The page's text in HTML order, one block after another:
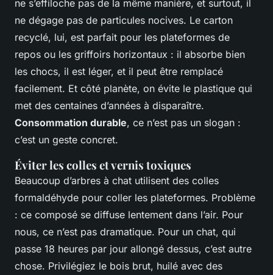
ne s’effiloche pas de la même manière, et surtout, il
ne dégage pas de particules nocives. Le carton
recyclé, lui, est parfait pour les plateformes de
repos ou les griffoirs horizontaux : il absorbe bien
les chocs, il est léger, et il peut être remplacé
facilement. Et côté planète, on évite le plastique qui
met des centaines d’années à disparaître.
Consommation durable, ce n’est pas un slogan :
c’est un geste concret.
Éviter les colles et vernis toxiques
Beaucoup d’arbres à chat utilisent des colles
formaldéhyde pour coller les plateformes. Problème
: ce composé se diffuse lentement dans l’air. Pour
nous, ce n’est pas dramatique. Pour un chat, qui
passe 18 heures par jour allongé dessus, c’est autre
chose. Privilégiez le bois brut, huilé avec des